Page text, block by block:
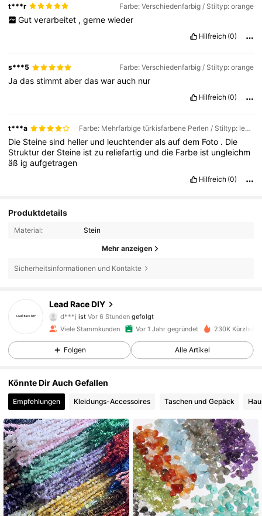
t***r Farbe: Verschiedenfarbig / Stiltyp: orange
Gut verarbeitet , gerne wieder
Hilfreich (0)
s***5 Farbe: Verschiedenfarbig / Stiltyp: orange
Jadasstimmtaberdaswarauch nur
Hilfreich (0)
t***a Farbe: Mehrfarbige türkisfarbene Perlen / Stiltyp: leuchtend rot
Die Steinesind heller und leuchtenderalsaufdem Foto . Die
Strukturder Steine ist zu reliefartig unddie Farbe ist ungleichm
äß igaufgetragen
Hilfreich (0)
Produktdetails
Material: Stein
Mehr anzeigen
Sicherheitsinformationen und Kontakte
Lead Race DIY
d***j ist Vor 6 Stunden gefolgt
ist am Durchsuchen
4,92
11K Follower
4,92
4,92 11K Follower
4,92 11K Follower
Viele Stammkunden Vor 1 Jahr gegründet 230K Kürzlich
Folgen Alle Artikel
Könnte Dir Auch Gefallen
Empfehlungen Kleidungs-Accessoires Taschen und Gepäck